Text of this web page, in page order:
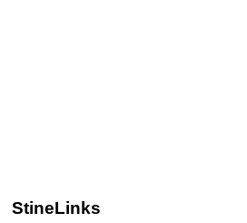
StineLinks